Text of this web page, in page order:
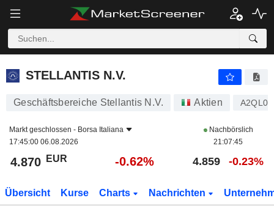
STELLANTIS N.V.
STELLANTIS N.V.
Geschäftsbereiche Stellantis N.V. Aktien A2QL01
Markt geschlossen - Borsa Italiana
17:45:00 06.08.2026
Nachbörslich
21:07:45
4.870 EUR -0.62% 4.859 -0.23%
Übersicht Kurse Charts Nachrichten